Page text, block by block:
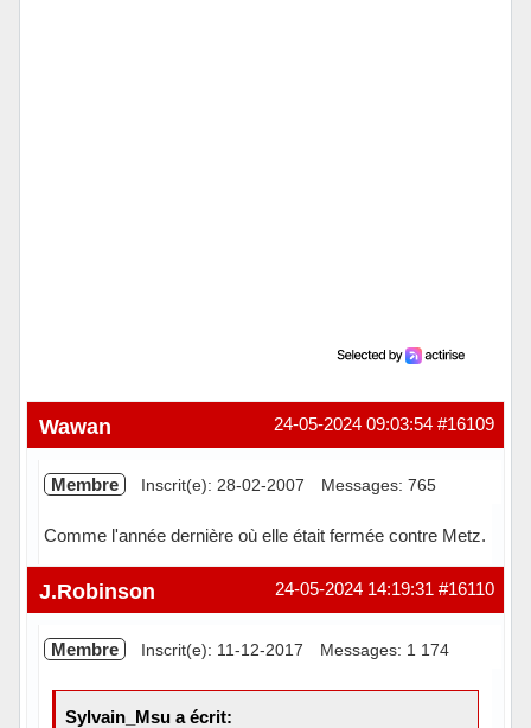
#16109
24-05-2024 09:03:54
Wawan
Membre Inscrit(e): 28-02-2007 Messages: 765
Comme l'année dernière où elle était fermée contre Metz.
Hors ligne #16110
24-05-2024 14:19:31
J.Robinson
Membre Inscrit(e): 11-12-2017 Messages: 1 174
Sylvain_Msu a écrit: